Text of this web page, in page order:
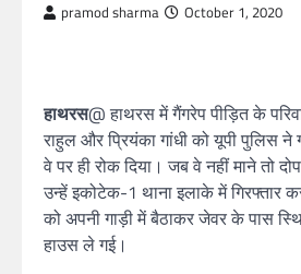
pramod sharma October 1, 2020
हाथरस@ हाथरस में गैंगरेप पीड़ित के
राहुल और प्रियंका गांधी को यूपी पुलिस
वे पर ही रोक दिया। जब वे नहीं माने तो
उन्हें इकोटेक-1 थाना इलाके में गिरफ्तार
को अपनी गाड़ी में बैठाकर जेवर के पास
हाउस ले गई।